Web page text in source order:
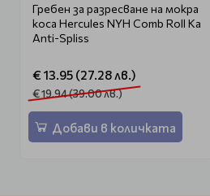
Гребен за разресване на мокра
коса Hercules NYH Comb Roll Ka
Anti-Spliss
€ 13.95 (27.28 лв.)
€ 19.94 (39.00 лв.)
Добави в количката